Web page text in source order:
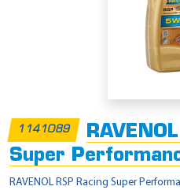
1141089
Super
RAVENOL RSP Racing Super